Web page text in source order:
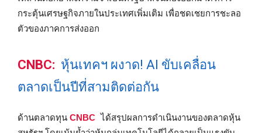
กระตุ้นเศรษฐกิจภายในประเทศเพิ่มเติม เพื่อชดเชยการชะลอ
ตัวของภาคการส่งออก
CNBC: หุ้นเทคฯ ผงาด! AI ขับเคลื่อน
ตลาดเป็นปีที่สามติดต่อกัน
ด้านตลาดทุน CNBC ได้สรุปผลการดำเนินงานของตลาดหุ้น